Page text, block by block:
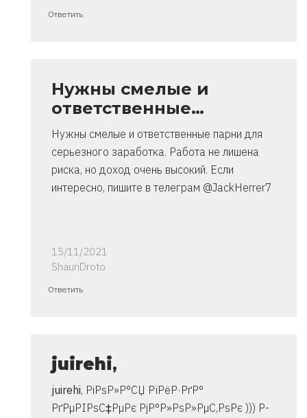
Ответ
очень
от
Ответить
Нужны смелые и
ответственные…
Нужны смелые и ответственные парни для
серьезного заработка. Работа не лишена
риска, но доход очень высокий. Если
интересно, пишите в телеграм @JackHerrer7
15/11/2021
ShaunDroto
Ответ
очень
от
Владимир
Ответить
juirehi,
juirehi, РіРѕР»Р°СЏ РїРёР·РґР°
РґРµРІРѕС‡РµРє РјР°Р»РѕР»РµС‚РѕРє ))) Р­